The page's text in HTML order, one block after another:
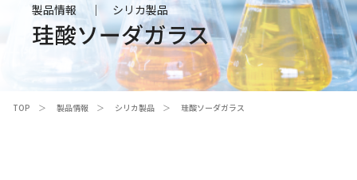
製品情報 シリカ製品
珪酸ソーダガラス
TOP 製品情報 シリカ製品 珪酸ソーダガラス